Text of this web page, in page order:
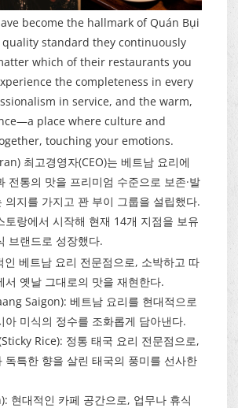
become the hallmark of Quán Bụi
standard they continuously
which of their restaurants you
the completeness in every
in service, and the warm,
place where culture and
touching your emotions.
최고경영자(CEO)는 베트남 요리에
전통의 맛을 프리미엄 수준으로 보존·발
의지를 가지고 꽌 부이 그룹을 설립했다.
토랑에서 시작해 현재 14개 지점을 보유
브랜드로 성장했다.
인 베트남 요리 전문점으로, 소박하고 따
서 옛날 그대로의 맛을 재현한다.
Saigon): 베트남 요리를 현대적으로
아 미식의 정수를 조화롭게 담아낸다.
Rice): 정통 태국 요리 전문점으로,
독특한 향을 살린 태국의 풍미를 선사한
현대적인 카페 공간으로, 업무나 휴식